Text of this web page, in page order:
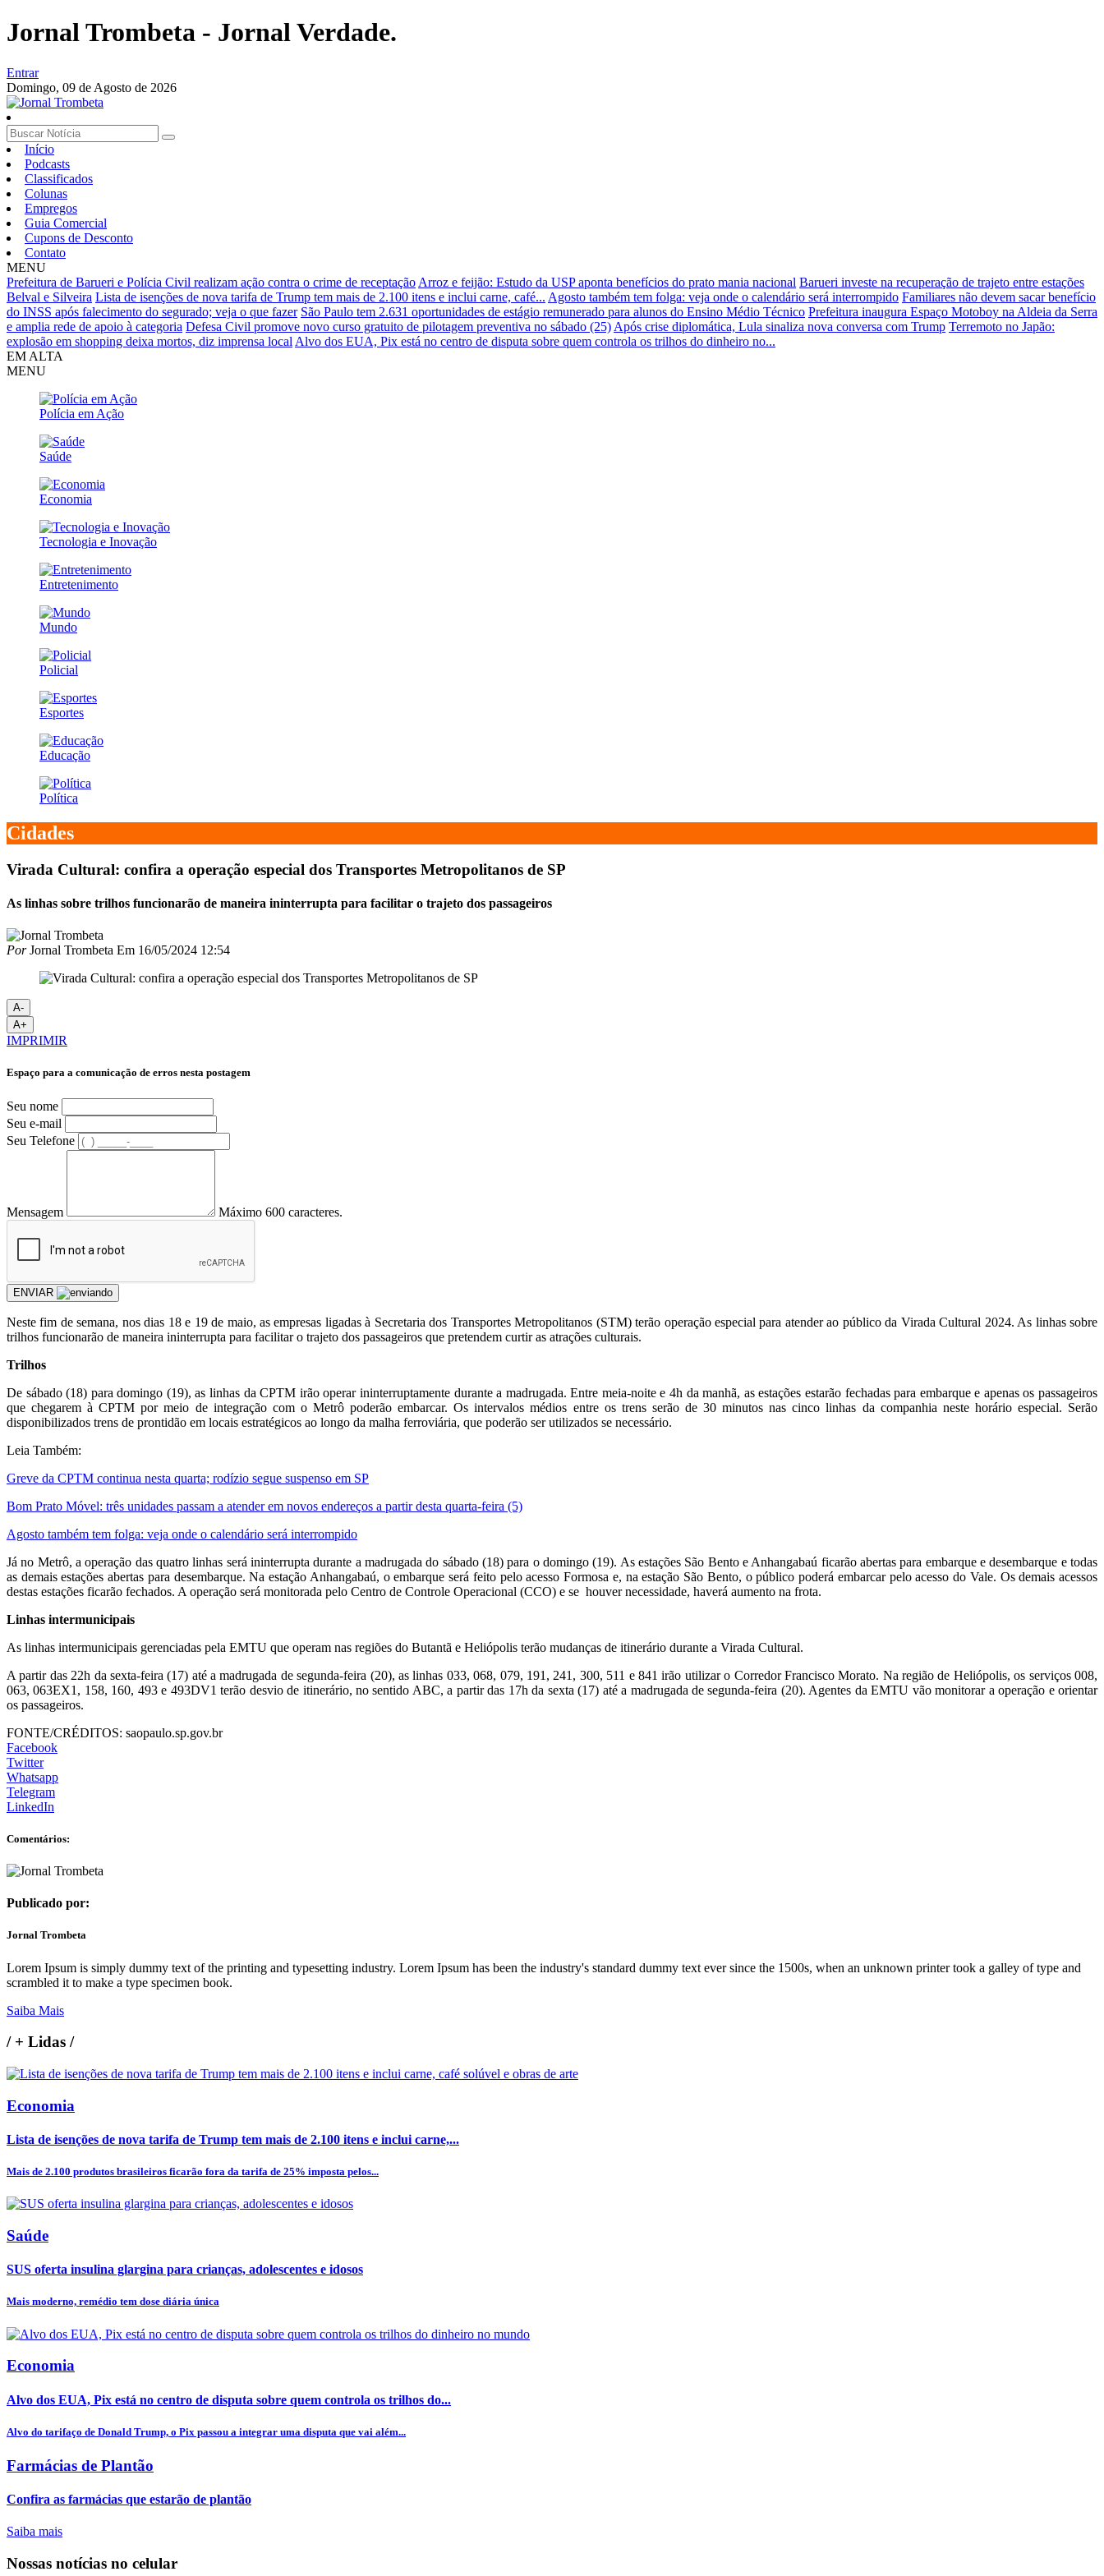
Jornal Trombeta - Jornal Verdade.
Entrar
Domingo, 09 de Agosto de 2026
Início
Podcasts
Classificados
Colunas
Empregos
Guia Comercial
Cupons de Desconto
Contato
MENU
Prefeitura de Barueri e Polícia Civil realizam ação contra o crime de receptação Arroz e feijão: Estudo da USP aponta benefícios do prato mania nacional Barueri investe na recuperação de trajeto entre estações
Belval e Silveira Lista de isenções de nova tarifa de Trump tem mais de 2.100 itens e inclui carne, café... Agosto também tem folga: veja onde o calendário será interrompido Familiares não devem sacar benefício
do INSS após falecimento do segurado; veja o que fazer São Paulo tem 2.631 oportunidades de estágio remunerado para alunos do Ensino Médio Técnico Prefeitura inaugura Espaço Motoboy na Aldeia da Serra
e amplia rede de apoio à categoria Defesa Civil promove novo curso gratuito de pilotagem preventiva no sábado (25) Após crise diplomática, Lula sinaliza nova conversa com Trump Terremoto no Japão:
explosão em shopping deixa mortos, diz imprensa local Alvo dos EUA, Pix está no centro de disputa sobre quem controla os trilhos do dinheiro no...
EM ALTA
MENU
Polícia em Ação
Saúde
Economia
Tecnologia e Inovação
Entretenimento
Mundo
Policial
Esportes
Educação
Política
Cidades
Virada Cultural: confira a operação especial dos Transportes Metropolitanos de SP
As linhas sobre trilhos funcionarão de maneira ininterrupta para facilitar o trajeto dos passageiros
PorJornal Trombeta Em 16/05/2024 12:54
A-
A+
IMPRIMIR
Espaço para a comunicação de erros nesta postagem
Seu nome
Seu e-mail
Seu Telefone
Mensagem Máximo 600 caracteres.
ENVIAR
Neste fim de semana, nos dias 18 e 19 de maio, as empresas ligadas à Secretaria dos Transportes Metropolitanos (STM) terão operação especial para atender ao público da Virada Cultural 2024. As linhas sobre
trilhos funcionarão de maneira ininterrupta para facilitar o trajeto dos passageiros que pretendem curtir as atrações culturais.
Trilhos
De sábado (18) para domingo (19), as linhas da CPTM irão operar ininterruptamente durante a madrugada. Entre meia-noite e 4h da manhã, as estações estarão fechadas para embarque e apenas os passageiros
que chegarem à CPTM por meio de integração com o Metrô poderão embarcar. Os intervalos médios entre os trens serão de 30 minutos nas cinco linhas da companhia neste horário especial. Serão
disponibilizados trens de prontidão em locais estratégicos ao longo da malha ferroviária, que poderão ser utilizados se necessário.
Leia Também:
Greve da CPTM continua nesta quarta; rodízio segue suspenso em SP
Bom Prato Móvel: três unidades passam a atender em novos endereços a partir desta quarta-feira (5)
Agosto também tem folga: veja onde o calendário será interrompido
Já no Metrô, a operação das quatro linhas será ininterrupta durante a madrugada do sábado (18) para o domingo (19). As estações São Bento e Anhangabaú ficarão abertas para embarque e desembarque e todas
as demais estações abertas para desembarque. Na estação Anhangabaú, o embarque será feito pelo acesso Formosa e, na estação São Bento, o público poderá embarcar pelo acesso do Vale. Os demais acessos
destas estações ficarão fechados. A operação será monitorada pelo Centro de Controle Operacional (CCO) e se houver necessidade, haverá aumento na frota.
Linhas intermunicipais
As linhas intermunicipais gerenciadas pela EMTU que operam nas regiões do Butantã e Heliópolis terão mudanças de itinerário durante a Virada Cultural.
A partir das 22h da sexta-feira (17) até a madrugada de segunda-feira (20), as linhas 033, 068, 079, 191, 241, 300, 511 e 841 irão utilizar o Corredor Francisco Morato. Na região de Heliópolis, os serviços 008,
063, 063EX1, 158, 160, 493 e 493DV1 terão desvio de itinerário, no sentido ABC, a partir das 17h da sexta (17) até a madrugada de segunda-feira (20). Agentes da EMTU vão monitorar a operação e orientar
os passageiros.
FONTE/CRÉDITOS: saopaulo.sp.gov.br
Facebook
Twitter
Whatsapp
Telegram
LinkedIn
Comentários:
Publicado por:
Jornal Trombeta
Lorem Ipsum is simply dummy text of the printing and typesetting industry. Lorem Ipsum has been the industry's standard dummy text ever since the 1500s, when an unknown printer took a galley of type and
scrambled it to make a type specimen book.
Saiba Mais
/+ Lidas /
Economia
Lista de isenções de nova tarifa de Trump tem mais de 2.100 itens e inclui carne,...
Mais de 2.100 produtos brasileiros ficarão fora da tarifa de 25% imposta pelos...
Saúde
SUS oferta insulina glargina para crianças, adolescentes e idosos
Mais moderno, remédio tem dose diária única
Economia
Alvo dos EUA, Pix está no centro de disputa sobre quem controla os trilhos do...
Alvo do tarifaço de Donald Trump, o Pix passou a integrar uma disputa que vai além...
Farmácias de Plantão
Confira as farmácias que estarão de plantão
Saiba mais
Nossas notícias no celular